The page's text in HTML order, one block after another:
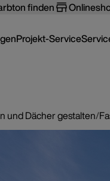
finden
Projekt-Service
und Dächer gestalten/